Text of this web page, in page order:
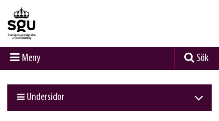
Meny Sök
Undersidor